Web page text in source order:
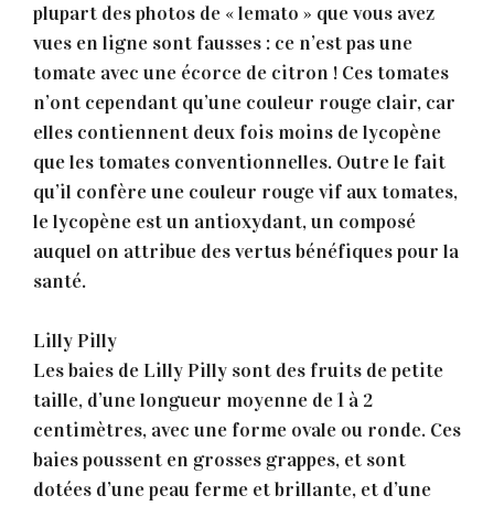
plupart des photos de « lemato » que vous avez
vues en ligne sont fausses : ce n’est pas une
tomate avec une écorce de citron ! Ces tomates
n’ont cependant qu’une couleur rouge clair, car
elles contiennent deux fois moins de lycopène
que les tomates conventionnelles. Outre le fait
qu’il confère une couleur rouge vif aux tomates,
le lycopène est un antioxydant, un composé
auquel on attribue des vertus bénéfiques pour la
santé.
Lilly Pilly
Les baies de Lilly Pilly sont des fruits de petite
taille, d’une longueur moyenne de 1 à 2
centimètres, avec une forme ovale ou ronde. Ces
baies poussent en grosses grappes, et sont
dotées d’une peau ferme et brillante, et d’une